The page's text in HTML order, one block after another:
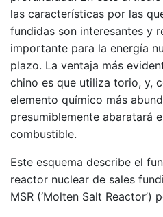
las características por las
fundidas son interesantes y
importante para la energía
plazo. La ventaja más
chino es que utiliza torio, y,
elemento químico más
presumiblemente abaratará
combustible.
Este esquema describe el
reactor nuclear de sales
MSR (‘Molten Salt Reactor’)